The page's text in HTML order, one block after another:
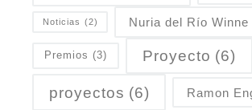
Noticias (2) Nuria del Río Winne
Premios (3) Proyecto (6)
proyectos (6) Ramon